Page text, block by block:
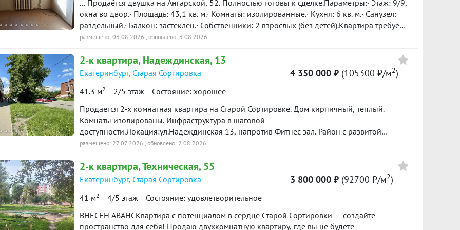
... Продаётся двушка на Ангарской, 52. Полностью готовы к сделке.Параметры:· Этаж: 9/9,
окна во двор.· Площадь: 43,1 кв. м.· Комнаты: изолированные.· Кухня: 6 кв. м.· Санузел:
раздельный.· Балкон: застеклён.· Собственники: 2 взрослых (без детей).Квартира требует
ремонта — отличная возможность сделать ремонт на свой вкус. Инфраструктура развита:
торг. Звоните, договоримся! ID объекта в нашей базе: 7454
размещено: 03.08.2026 , обновлено: 3.08.2026
2-к квартира, Надеждинская, 13
Екатеринбург, Старая Сортировка
41.3 м2 2/5 этаж Состояние: хорошее
4 350 000 ₽ (105300 ₽/м2)
Продается 2-х комнатная квартира на Старой Сортировке. Дом кирпичный, теплый.
Комнаты изолированы. Инфраструктура в шаговой
доступности.Локация:ул.Надеждинская 13, напротив Фитнес зал. Район с развитой
инфраструктурой. В доме: Магнит и Магнит косметик. Соседи: Бристоль,
потолков - 2.68 мремонт типовойкухонный гарнитур остается новому хозяинуостекление
стандартное (2 пластиковых стеклопакета)кладовка-гардеробнаясанузел
совмещенныйподъезд чистый, с ремонтомпарковка - большая напротив
домаОтделка:стены - обоипол - линолеумпотолок - натяжнойКоммерческие
условия:Совершеннолетний собственник, обременений нет, квартира освобождена.КУ
зима 5700, лето 3700.Готовы к выходу на сделку! ID объекта в нашей базе: 10620
размещено: 27.07.2026 , обновлено: 2.08.2026
2-к квартира, Техническая, 55
Екатеринбург, Старая Сортировка
41 м2 4/5 этаж Состояние: удовлетворительное
3 800 000 ₽ (92700 ₽/м2)
ВНЕСЕН АВАНСКвартира с потенциалом в сердце Старой Сортировки — создайте
пространство для себя! Продаю двухкомнатную квартиру, где вы не будете